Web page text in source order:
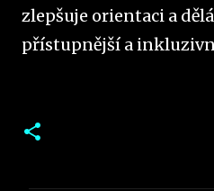
zlepšuje orientaci a
přístupnější a